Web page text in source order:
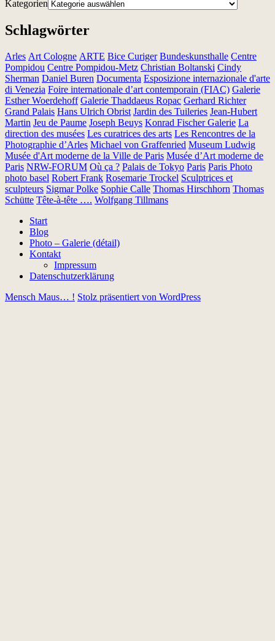
Kategorien
Schlagwörter
Arles Art Cologne ARTE Bice Curiger Bundeskunsthalle Centre
Pompidou Centre Pompidou-Metz Christian Boltanski Cindy
Sherman Daniel Buren Documenta Esposizione internazionale d'arte
di Venezia Foire internationale d’art contemporain (FIAC) Galerie
Esther Woerdehoff Galerie Thaddaeus Ropac Gerhard Richter
Grand Palais Hans Ulrich Obrist Jardin des Tuileries Jean-Hubert
Martin Jeu de Paume Joseph Beuys Konrad Fischer Galerie La
direction des musées Les curatrices des arts Les Rencontres de la
Photographie d’Arles Michael von Graffenried Museum Ludwig
Musée d'Art moderne de la Ville de Paris Musée d’Art moderne de
Paris NRW-FORUM Où ça ? Palais de Tokyo Paris Paris Photo
photo basel Robert Frank Rosemarie Trockel Sculptrices et
sculpteurs Sigmar Polke Sophie Calle Thomas Hirschhorn Thomas
Schütte Tête-à-tête …. Wolfgang Tillmans
Start
Blog
Photo – Galerie (détail)
Kontakt
Impressum
Datenschutzerklärung
Mensch Maus… ! Stolz präsentiert von WordPress